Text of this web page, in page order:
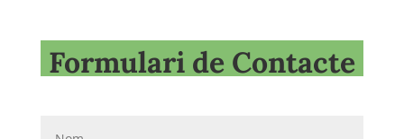
Formulari de Contacte